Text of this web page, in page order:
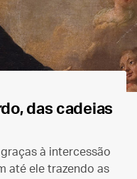
das cadeias
à intercessão
até ele trazendo as